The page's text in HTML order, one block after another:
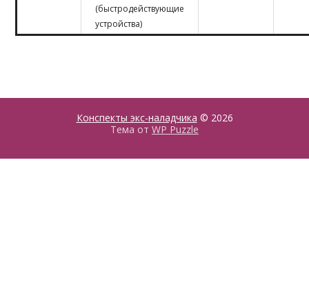
(быстродействующие
устройства)
Конспекты экс-наладчика © 2026
Тема от WP Puzzle